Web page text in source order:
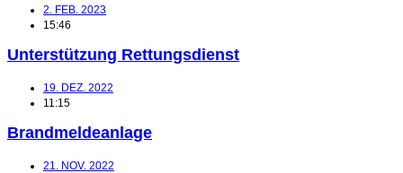
2. FEB. 2023
15:46
Unterstützung Rettungsdienst
19. DEZ. 2022
11:15
Brandmeldeanlage
21. NOV. 2022